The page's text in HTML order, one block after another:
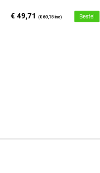
€ 49,71(€ 60,15 inc) Bestel